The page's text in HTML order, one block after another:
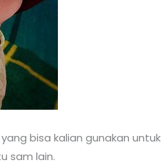
bisa kalian gunakan
sam lain.